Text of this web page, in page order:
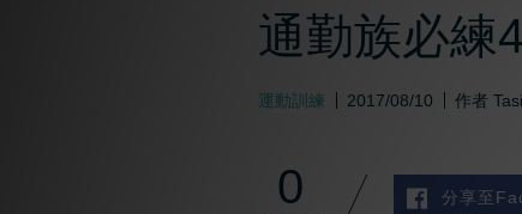
通勤族必練
運動訓練 2017/08/10 作者
0 分享至